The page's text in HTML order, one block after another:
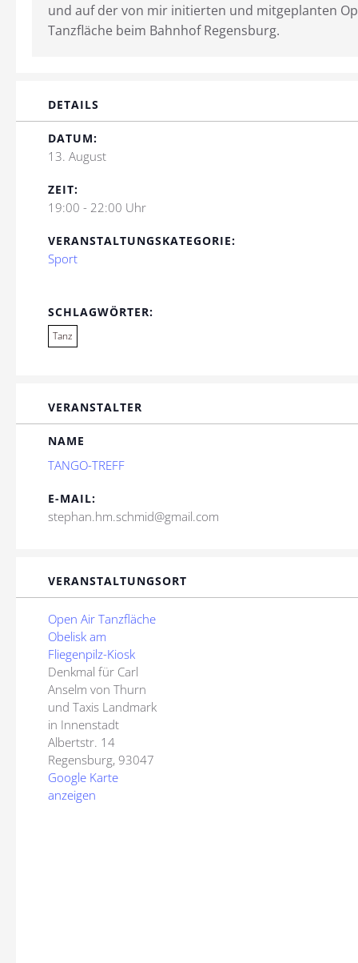
und auf der von mir initierten und mitgeplanten
Tanzfläche beim Bahnhof Regensburg.
DETAILS
DATUM:
13. August
ZEIT:
19:00 - 22:00 Uhr
VERANSTALTUNGSKATEGORIE:
Sport
SCHLAGWÖRTER:
Tanz
VERANSTALTER
NAME
TANGO-TREFF
E-MAIL:
stephan.hm.schmid@gmail.com
VERANSTALTUNGSORT
Open Air Tanzfläche
Obelisk am
Fliegenpilz-Kiosk
Denkmal für Carl
Anselm von Thurn
und Taxis Landmark
in Innenstadt
Albertstr. 14
Regensburg, 93047
Google Karte
anzeigen